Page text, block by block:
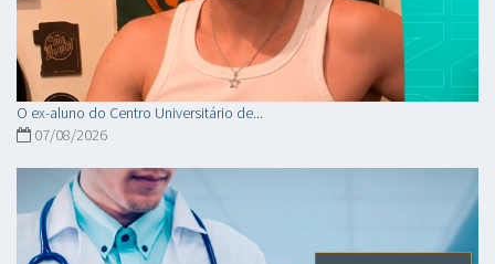
O ex-aluno do Centro Universitário de...
07/08/2026